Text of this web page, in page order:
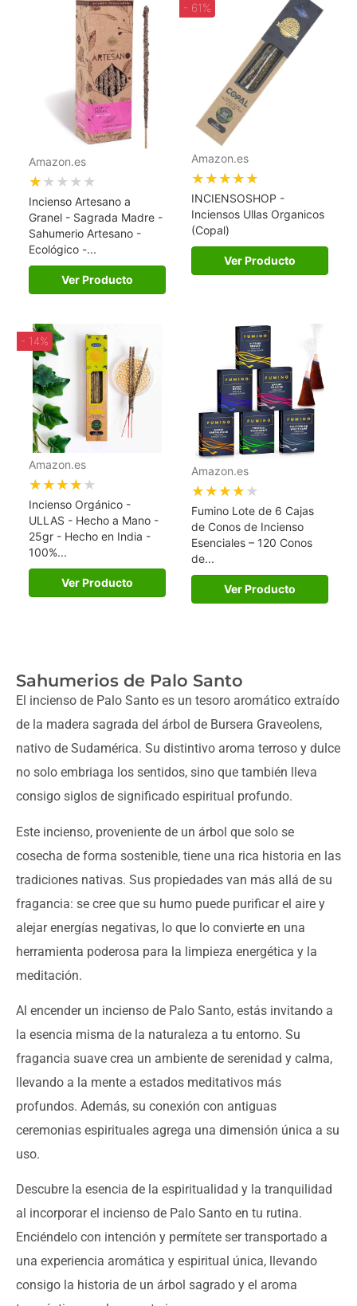
Amazon.es
★★★★★
Incienso Artesano a
Granel - Sagrada Madre -
Sahumerio Artesano -
Ecológico -...
Ver Producto
- 61%
Amazon.es
★★★★★
INCIENSOSHOP -
Inciensos Ullas Organicos
(Copal)
Ver Producto
- 14%
Amazon.es
★★★★★
Incienso Orgánico -
ULLAS - Hecho a Mano -
25gr - Hecho en India -
100%...
Ver Producto
Amazon.es
★★★★★
Fumino Lote de 6 Cajas
de Conos de Incienso
Esenciales – 120 Conos
de...
Ver Producto
Sahumerios de Palo Santo
El incienso de Palo Santo es un tesoro aromático extraído
de la madera sagrada del árbol de Bursera Graveolens,
nativo de Sudamérica. Su distintivo aroma terroso y dulce
no solo embriaga los sentidos, sino que también lleva
consigo siglos de significado espiritual profundo.
Este incienso, proveniente de un árbol que solo se
cosecha de forma sostenible, tiene una rica historia en las
tradiciones nativas. Sus propiedades van más allá de su
fragancia: se cree que su humo puede purificar el aire y
alejar energías negativas, lo que lo convierte en una
herramienta poderosa para la limpieza energética y la
meditación.
Al encender un incienso de Palo Santo, estás invitando a
la esencia misma de la naturaleza a tu entorno. Su
fragancia suave crea un ambiente de serenidad y calma,
llevando a la mente a estados meditativos más
profundos. Además, su conexión con antiguas
ceremonias espirituales agrega una dimensión única a su
uso.
Descubre la esencia de la espiritualidad y la tranquilidad
al incorporar el incienso de Palo Santo en tu rutina.
Enciéndelo con intención y permítete ser transportado a
una experiencia aromática y espiritual única, llevando
consigo la historia de un árbol sagrado y el aroma